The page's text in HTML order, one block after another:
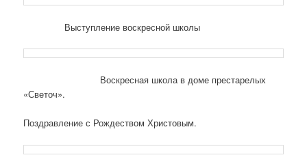
Выступление воскресной школы
Воскресная школа в доме престарелых
«Светоч».
Поздравление с Рождеством Христовым.